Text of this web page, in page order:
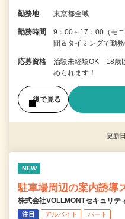
勤務地 東京都全域
勤務時間
9：00～17：00（モ
間＆タイミングで勤
応募資格
治験未経験OK 18歳
められます！
後で見る
更新
NEW
駐車場周辺の案内誘導
株式会社VOLLMONTセキュリテ
注目 アルバイト パート